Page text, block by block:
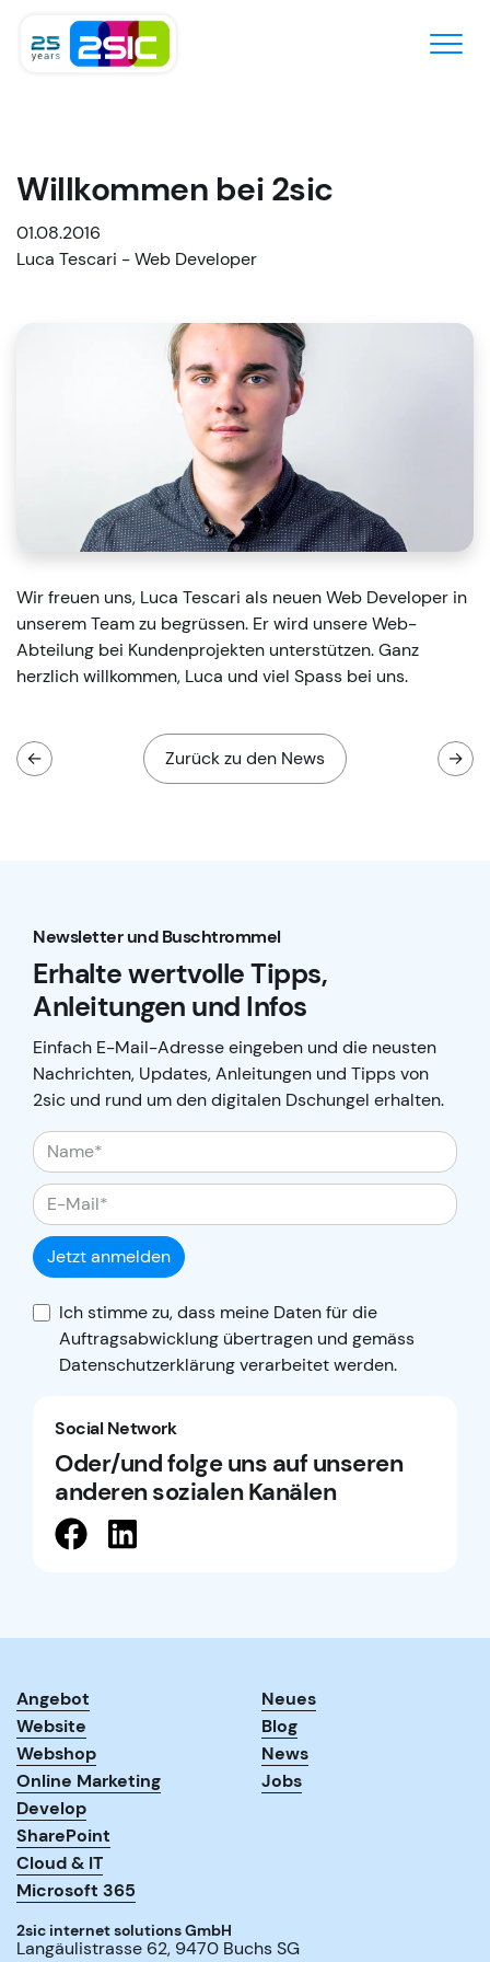
Willkommen bei 2sic
01.08.2016
​Luca Tescari - Web Developer
​Wir freuen uns, Luca Tescari als neuen Web Developer in
unserem Team zu begrüssen. Er wird unsere Web-
Abteilung bei Kundenprojekten unterstützen. Ganz
herzlich willkommen, Luca und viel Spass bei uns.
← Zurück zu den News →
Newsletter und Buschtrommel
Erhalte wertvolle Tipps,
Anleitungen und Infos
Einfach E-Mail-Adresse eingeben und die neusten
Nachrichten, Updates, Anleitungen und Tipps von
2sic und rund um den digitalen Dschungel erhalten.
Jetzt anmelden
Ich stimme zu, dass meine Daten für die
Auftragsabwicklung übertragen und gemäss
Datenschutzerklärungverarbeitet werden.
Social Network
Oder/und folge uns auf unseren
anderen sozialen Kanälen
Angebot
Website
Webshop
Online Marketing
Develop
SharePoint
Cloud & IT
Microsoft 365
Neues
Blog
News
Jobs
2sic internet solutions GmbH
Langäulistrasse 62, 9470 Buchs SG